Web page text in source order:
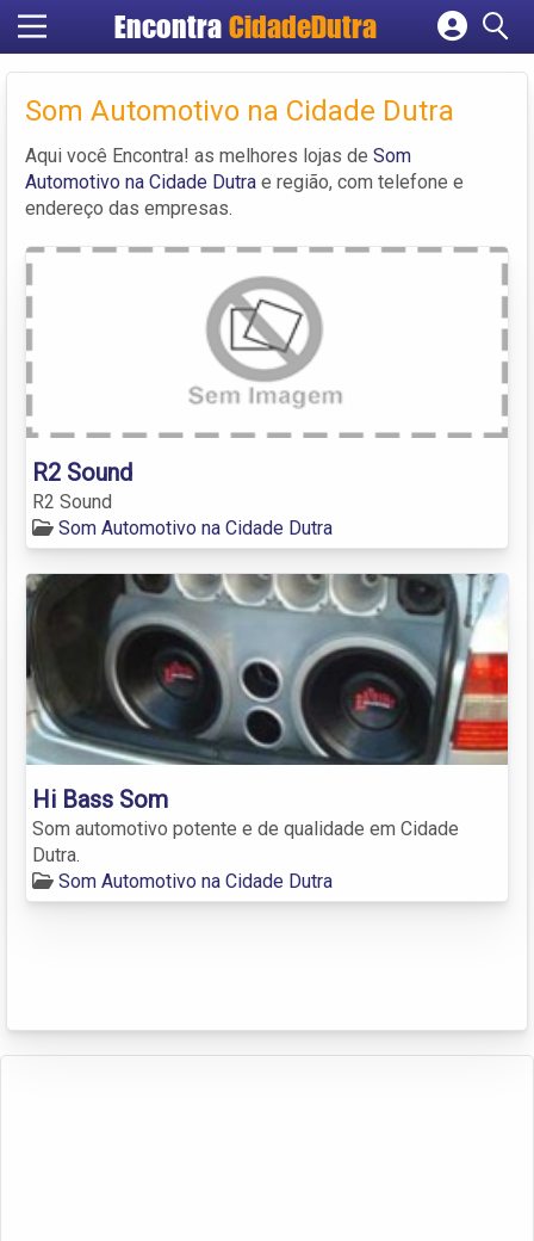
Encontra CidadeDutra
Cadastrar empresa
Criar conta
Som Automotivo na Cidade Dutra
Aqui você Encontra! as melhores lojas de Som
Automotivo na Cidade Dutra e região, com telefone e
endereço das empresas.
R2 Sound
R2 Sound
Som Automotivo na Cidade Dutra
Hi Bass Som
Som automotivo potente e de qualidade em Cidade
Dutra.
Som Automotivo na Cidade Dutra